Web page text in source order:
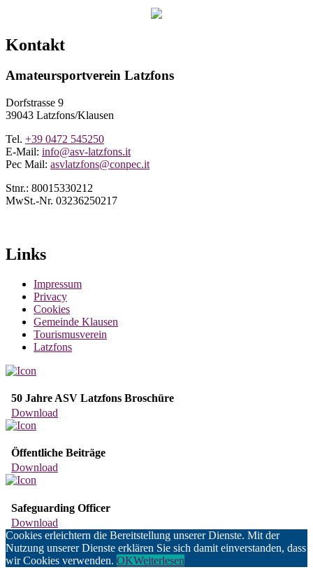
Kontakt
Amateursportverein Latzfons
Dorfstrasse 9
39043 Latzfons/Klausen
Tel. +39 0472 545250
E-Mail: info@asv-latzfons.it
Pec Mail: asvlatzfons@conpec.it
Stnr.: 80015330212
MwSt.-Nr. 03236250217
Links
Impressum
Privacy
Cookies
Gemeinde Klausen
Tourismusverein
Latzfons
50 Jahre ASV Latzfons Broschüre
Download
Öffentliche Beiträge
Download
Safeguarding Officer
Download
Cookies erleichtern die Bereitstellung unserer Dienste. Mit der
Nutzung unserer Dienste erklären Sie sich damit einverstanden, dass
wir Cookies verwenden. OKWeiterlesen